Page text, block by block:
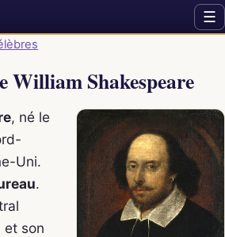
☰
William Shakespeare
, né le
Uni.
.
et son